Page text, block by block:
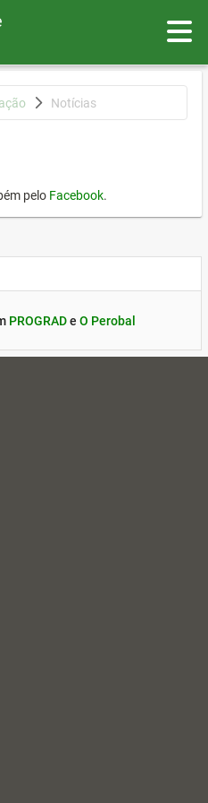
Notícias
pelo Facebook.
PROGRADe O Perobal